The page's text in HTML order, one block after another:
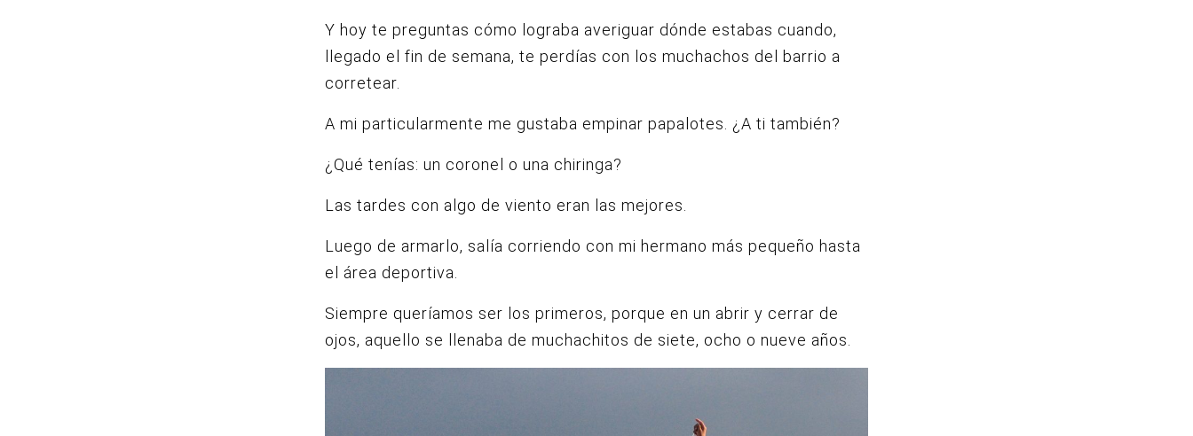
Y hoy te preguntas cómo lograba averiguar dónde estabas cuando,
llegado el fin de semana, te perdías con los muchachos del barrio a
corretear.
A mi particularmente me gustaba empinar papalotes. ¿A ti también?
¿Qué tenías: un coronel o una chiringa?
Las tardes con algo de viento eran las mejores.
Luego de armarlo, salía corriendo con mi hermano más pequeño hasta
el área deportiva.
Siempre queríamos ser los primeros, porque en un abrir y cerrar de
ojos, aquello se llenaba de muchachitos de siete, ocho o nueve años.